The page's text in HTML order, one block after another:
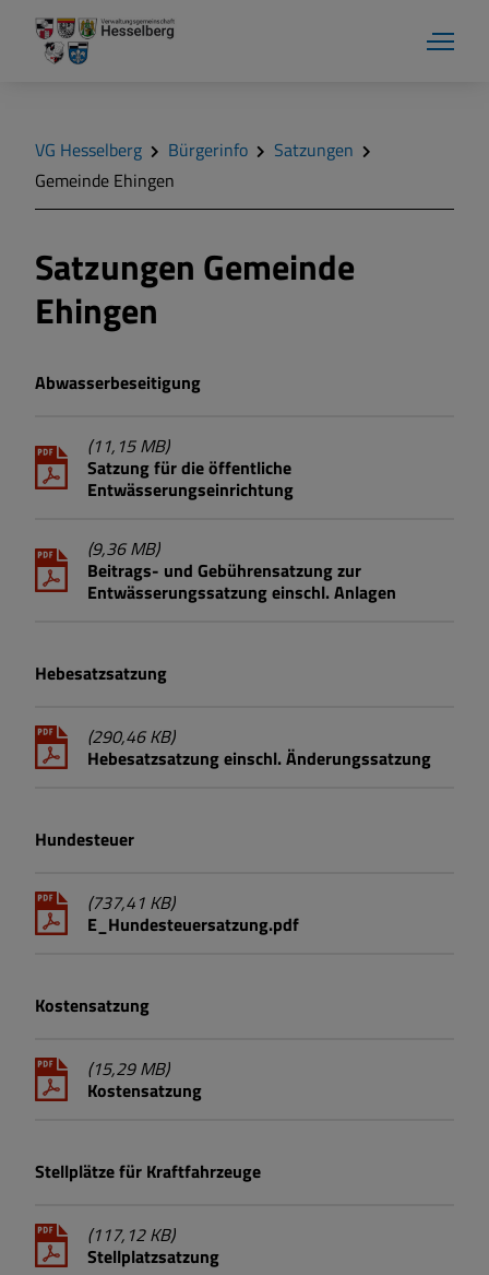
Formulare
Pässe und Ausweise
Satzungen
Steuern, Gebühren, Beiträge
VHS-Kurse - Anmeldung
VG Hesselberg Bürgerinfo
Satzungen
Gemeinde Ehingen
Satzungen Gemeinde
Ehingen
Abwasserbeseitigung
(11,15 MB)
Satzung für die öffentliche
Entwässerungseinrichtung
(9,36 MB)
Beitrags- und Gebührensatzung zur
Entwässerungssatzung einschl. Anlagen
Hebesatzsatzung
(290,46 KB)
Hebesatzsatzung einschl. Änderungssatzung
Hundesteuer
(737,41 KB)
E_Hundesteuersatzung.pdf
Kostensatzung
(15,29 MB)
Kostensatzung
Stellplätze für Kraftfahrzeuge
(117,12 KB)
Stellplatzsatzung